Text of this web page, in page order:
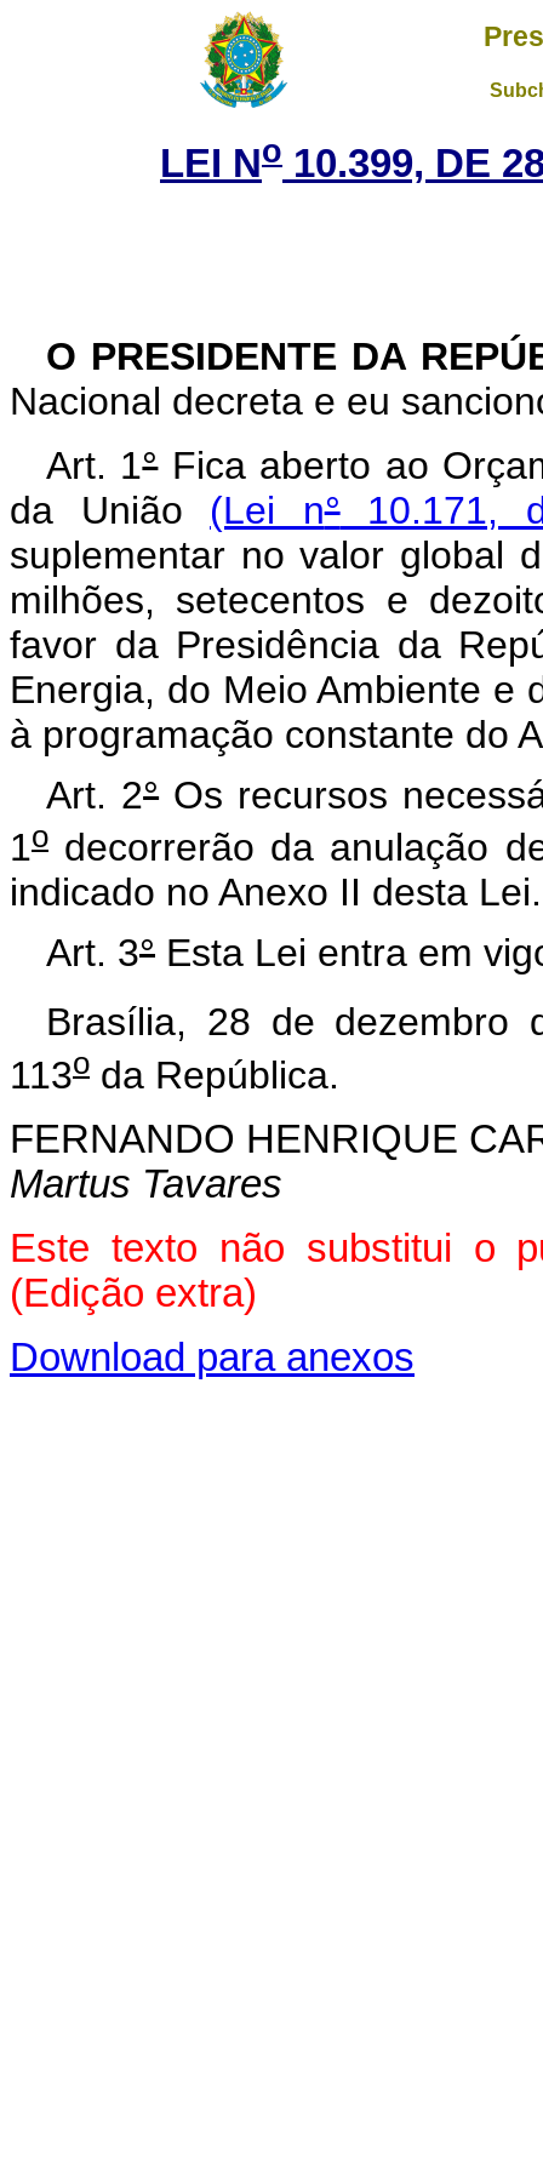
LEI No 10.399, DE
O PRESIDENTE DA
Nacional decreta e eu
Art. 1°Fica aberto ao
da União (Lei n°10.171,
suplementar no valor global
milhões, setecentos e
favor da Presidência da
Energia, do Meio Ambiente e
à programação constante do
Art. 2°Os recursos
1o decorrerão da anulação
indicado no Anexo II desta Lei.
Art. 3° Esta Lei entra em
Brasília, 28 de dezembro
113o da República.
FERNANDO HENRIQUE
Martus Tavares
Este texto não substitui o
(Edição extra)
Download para anexos